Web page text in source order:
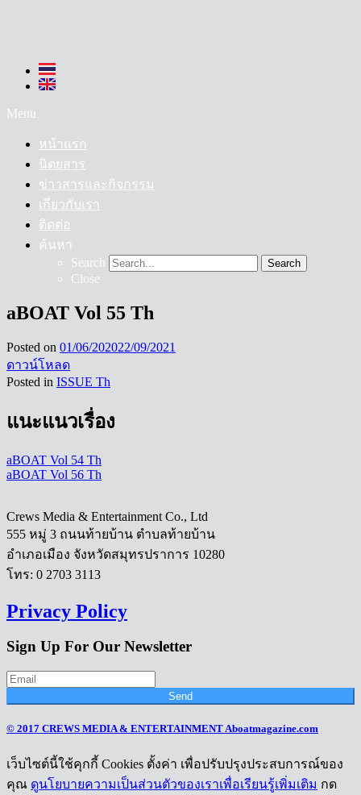
Menu
หน้าแรก
นิตยสาร
ข่าวสารและกิจกรรม
เกี่ยวกับเรา
ติดต่อ
ค้นหา
Search
Search
Close
aBOAT Vol 55 Th
Posted on 01/06/202022/09/2021
ดาวน์โหลด
Posted in ISSUE Th
แนะแนวเรื่อง
aBOAT Vol 54 Th
aBOAT Vol 56 Th
Crews Media & Entertainment Co., Ltd
555 หมู่ 3 ถนนท้ายบ้าน ตำบลท้ายบ้าน
อำเภอเมือง จังหวัดสมุทรปราการ 10280
โทร: 0 2703 3113
Privacy Policy
Sign Up For Our Newsletter
Send
© 2017 CREWS MEDIA & ENTERTAINMENT Aboatmagazine.com
เว็บไซต์นี้ใช้คุกกี้ Cookies ตั้งค่า เพื่อปรับปรุงประสบการณ์ของ
คุณ ดูนโยบายความเป็นส่วนตัวของเราเพื่อเรียนรู้เพิ่มเติม กด